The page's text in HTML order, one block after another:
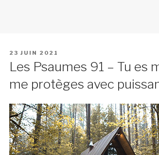
PUBLIÉ
23 JUIN 2021
Les Psaumes 91 – Tu es
me protèges avec